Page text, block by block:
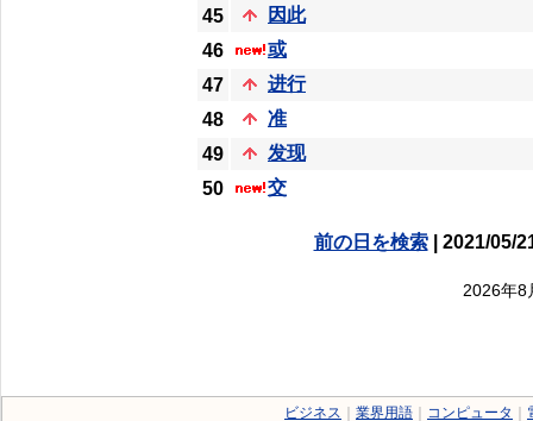
45
因此
46
或
47
进行
48
准
49
发现
50
交
前の日を検索| 2021/05/
2026年8
ビジネス 業界用語 コンピュータ